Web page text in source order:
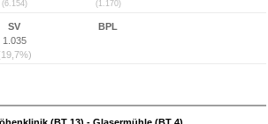
(6.154) (1.170)
SV
1.035
BPL